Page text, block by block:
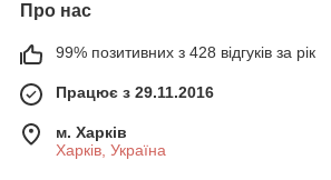
Про нас
99% позитивних з 428 відгуків за рік
Працює з 29.11.2016
м. Харків
Харків, Україна